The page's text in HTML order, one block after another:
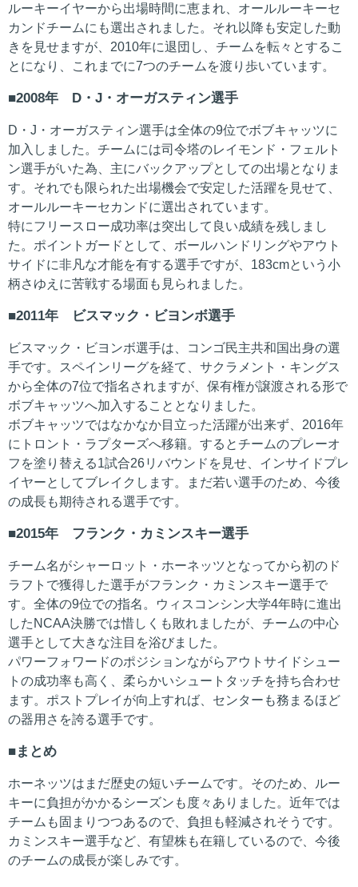
ルーキーイヤーから出場時間に恵まれ、オールルーキーセ
カンドチームにも選出されました。それ以降も安定した動
きを見せますが、2010年に退団し、チームを転々とするこ
とになり、これまでに7つのチームを渡り歩いています。
2008年 D・J・オーガスティン選手
D・J・オーガスティン選手は全体の9位でボブキャッツに
加入しました。チームには司令塔のレイモンド・フェルト
ン選手がいた為、主にバックアップとしての出場となりま
す。それでも限られた出場機会で安定した活躍を見せて、
オールルーキーセカンドに選出されています。
特にフリースロー成功率は突出して良い成績を残しまし
た。ポイントガードとして、ボールハンドリングやアウト
サイドに非凡な才能を有する選手ですが、183cmという小
柄さゆえに苦戦する場面も見られました。
2011年 ビスマック・ビヨンボ選手
ビスマック・ビヨンボ選手は、コンゴ民主共和国出身の選
手です。スペインリーグを経て、サクラメント・キングス
から全体の7位で指名されますが、保有権が譲渡される形で
ボブキャッツへ加入することとなりました。
ボブキャッツではなかなか目立った活躍が出来ず、2016年
にトロント・ラプターズへ移籍。するとチームのプレーオ
フを塗り替える1試合26リバウンドを見せ、インサイドプレ
イヤーとしてブレイクします。まだ若い選手のため、今後
の成長も期待される選手です。
2015年 フランク・カミンスキー選手
チーム名がシャーロット・ホーネッツとなってから初のド
ラフトで獲得した選手がフランク・カミンスキー選手で
す。全体の9位での指名。ウィスコンシン大学4年時に進出
したNCAA決勝では惜しくも敗れましたが、チームの中心
選手として大きな注目を浴びました。
パワーフォワードのポジションながらアウトサイドシュー
トの成功率も高く、柔らかいシュートタッチを持ち合わせ
ます。ポストプレイが向上すれば、センターも務まるほど
の器用さを誇る選手です。
まとめ
ホーネッツはまだ歴史の短いチームです。そのため、ルー
キーに負担がかかるシーズンも度々ありました。近年では
チームも固まりつつあるので、負担も軽減されそうです。
カミンスキー選手など、有望株も在籍しているので、今後
のチームの成長が楽しみです。